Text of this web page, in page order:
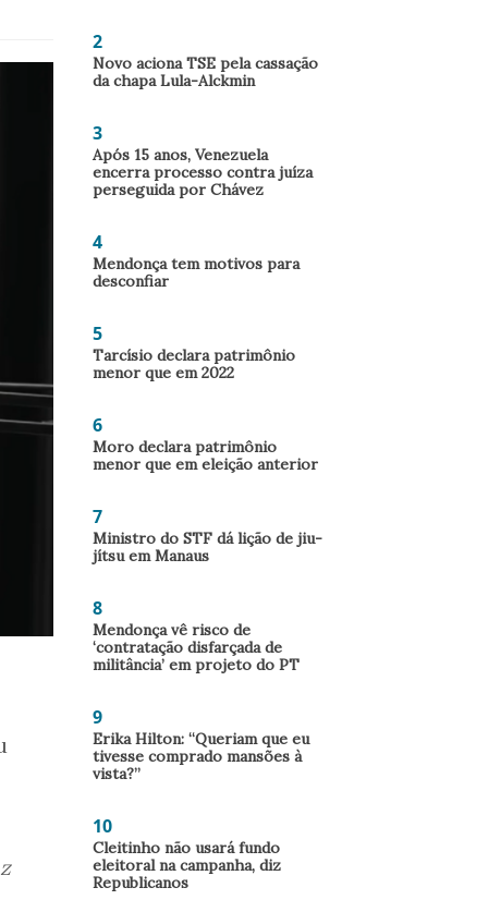
2
Novo aciona TSE pela cassação
da chapa Lula-Alckmin
3
Após 15 anos, Venezuela
encerra processo contra juíza
perseguida por Chávez
4
Mendonça tem motivos para
desconfiar
5
Tarcísio declara patrimônio
menor que em 2022
6
Moro declara patrimônio
menor que em eleição anterior
7
Ministro do STF dá lição de jiu-
jítsu em Manaus
8
Mendonça vê risco de
‘contratação disfarçada de
militância’ em projeto do PT
9
Erika Hilton: “Queriam que eu
tivesse comprado mansões à
vista?”
10
Cleitinho não usará fundo
eleitoral na campanha, diz
Republicanos